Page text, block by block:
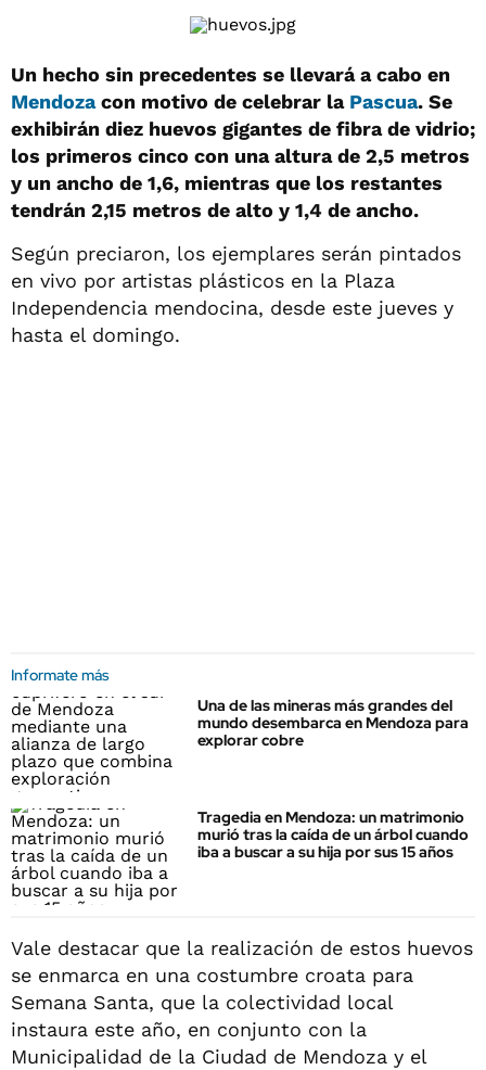
Un hecho sin precedentes se llevará a cabo en
Mendozacon motivo de celebrar la Pascua. Se
exhibirán diez huevos gigantes de fibra de vidrio;
los primeros cinco con una altura de 2,5 metros
y un ancho de 1,6, mientras que los restantes
tendrán 2,15 metros de alto y 1,4 de ancho.
Según preciaron, los ejemplares serán pintados
en vivo por artistas plásticos en la Plaza
Independencia mendocina, desde este jueves y
hasta el domingo.
Informate más
Una de las mineras más grandes del
mundo desembarca en Mendoza para
explorar cobre
Tragedia en Mendoza: un matrimonio
murió tras la caída de un árbol cuando
iba a buscar a su hija por sus 15 años
Vale destacar que la realización de estos huevos
se enmarca en una costumbre croata para
Semana Santa, que la colectividad local
instaura este año, en conjunto con la
Municipalidad de la Ciudad de Mendoza y el